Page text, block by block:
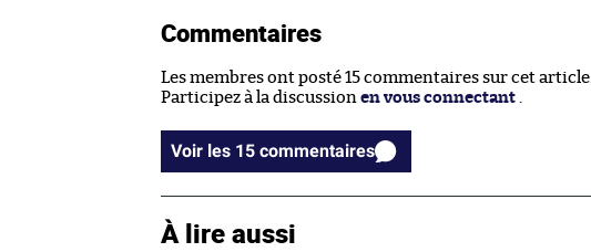
Commentaires
Les membres ont posté 15 commentaires sur cet article.
Participez à la discussion en vous connectant
Voir les 15 commentaires
À lire aussi